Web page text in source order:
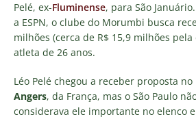
Pelé, ex-Fluminense, para São
a ESPN, o clube do Morumbi busca
milhões (cerca de R$ 15,9 milhões
atleta de 26 anos.
Léo Pelé chegou a receber proposta
Angers, da França, mas o São Paulo
considerava ele importante no elenco